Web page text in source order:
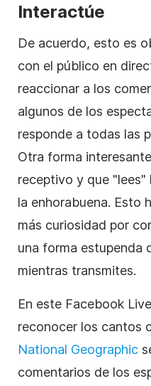
Interactúe
De acuerdo, esto es
con el público en
reaccionar a los
algunos de los
responde a todas las
Otra forma
receptivo y que "lees"
la enhorabuena. Esto
más curiosidad por
una forma estupenda
mientras transmites.
En este Facebook
reconocer los cantos
National Geographic
comentarios de los